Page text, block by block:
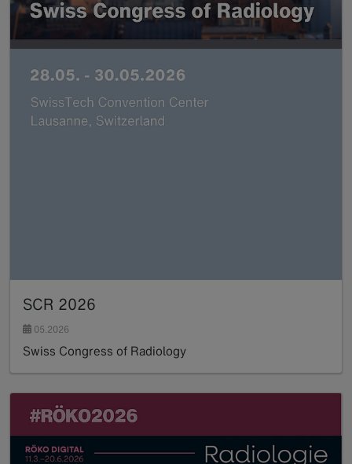
SCR 2026
05.2026
Swiss Congress of Radiology